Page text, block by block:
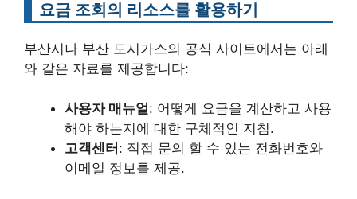
요금 조회의 리소스를 활용하기
부산시나 부산 도시가스의 공식 사이트에서는 아래
와 같은 자료를 제공합니다:
사용자 매뉴얼: 어떻게 요금을 계산하고 사용
해야 하는지에 대한 구체적인 지침.
고객센터 : 직접 문의 할 수 있는 전화번호와
이메일 정보를 제공.